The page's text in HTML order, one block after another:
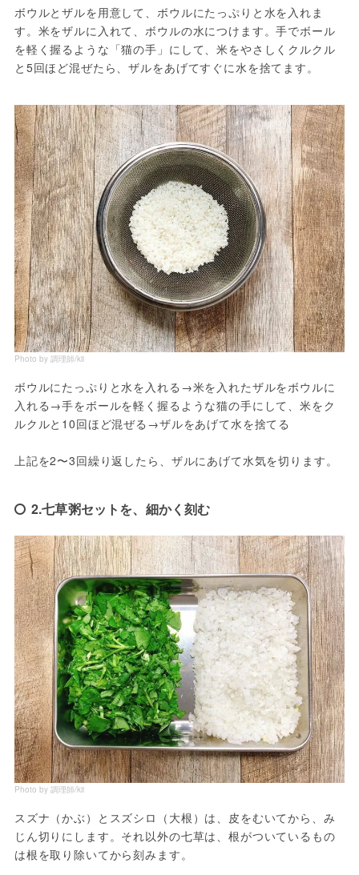
ボウルとザルを用意して、ボウルにたっぷりと水を入れま
す。米をザルに入れて、ボウルの水につけます。手でボール
を軽く握るような「猫の手」にして、米をやさしくクルクル
と5回ほど混ぜたら、ザルをあげてすぐに水を捨てます。
Photo by 調理師/kii
ボウルにたっぷりと水を入れる→米を入れたザルをボウルに
入れる→手をボールを軽く握るような猫の手にして、米をク
ルクルと10回ほど混ぜる→ザルをあげて水を捨てる
上記を2〜3回繰り返したら、ザルにあげて水気を切ります。
2.七草粥セットを、細かく刻む
Photo by 調理師/kii
スズナ（かぶ）とスズシロ（大根）は、皮をむいてから、み
じん切りにします。それ以外の七草は、根がついているもの
は根を取り除いてから刻みます。